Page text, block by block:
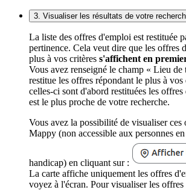
3. Visualiser les résultats de votre
La liste des offres d'emploi est restituée
pertinence. Cela veut dire que les offres
plus à vos critères s'affichent en
Vous avez renseigné le champ « Lieu
restitue les offres répondant le plus à vos
celles-ci sont d'abord restituées les
est le plus proche de votre recherche.
Vous avez la possibilité de visualiser
Mappy (non accessible aux personnes
handicap) en cliquant sur :
La carte affiche uniquement les offres
voyez à l'écran. Pour visualiser les